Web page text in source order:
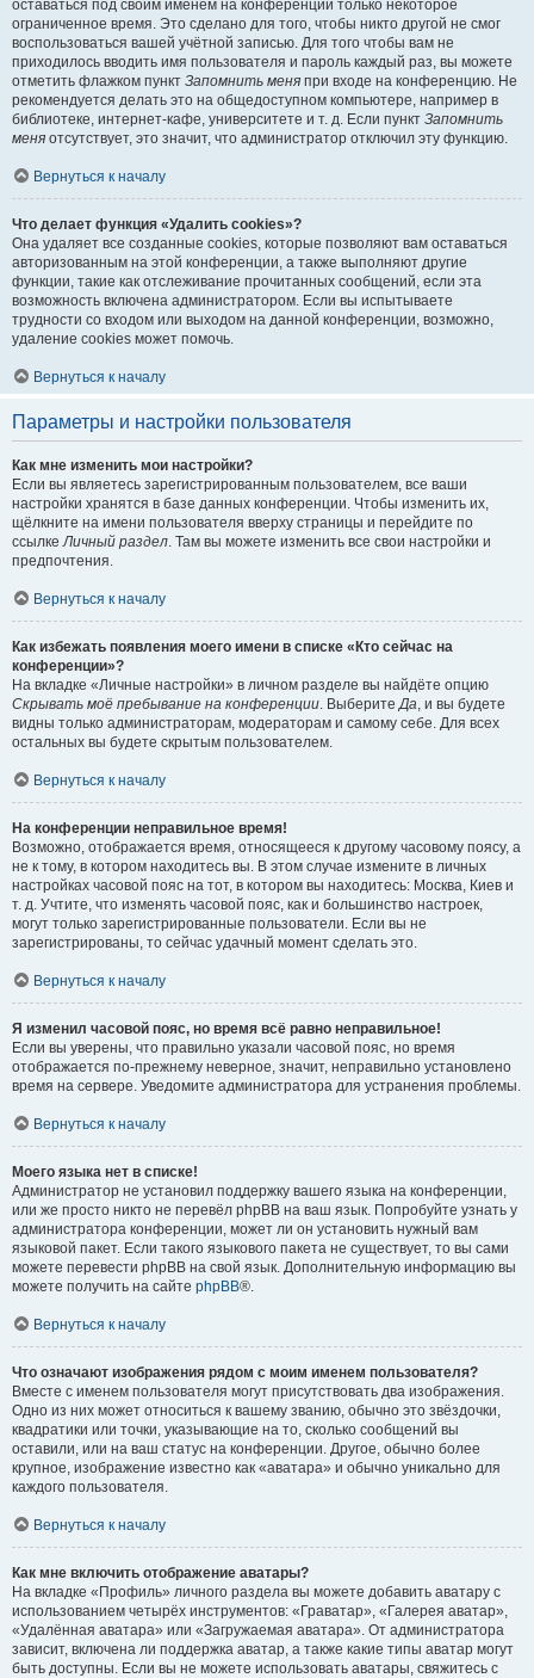
оставаться под своим именем на конференции только некоторое
ограниченное время. Это сделано для того, чтобы никто другой не смог
воспользоваться вашей учётной записью. Для того чтобы вам не
приходилось вводить имя пользователя и пароль каждый раз, вы можете
отметить флажком пункт Запомнить меня при входе на конференцию. Не
рекомендуется делать это на общедоступном компьютере, например в
библиотеке, интернет-кафе, университете и т. д. Если пункт Запомнить
меня отсутствует, это значит, что администратор отключил эту функцию.
Вернуться к началу
Что делает функция «Удалить cookies»?
Она удаляет все созданные cookies, которые позволяют вам оставаться
авторизованным на этой конференции, а также выполняют другие
функции, такие как отслеживание прочитанных сообщений, если эта
возможность включена администратором. Если вы испытываете
трудности со входом или выходом на данной конференции, возможно,
удаление cookies может помочь.
Вернуться к началу
Параметры и настройки пользователя
Как мне изменить мои настройки?
Если вы являетесь зарегистрированным пользователем, все ваши
настройки хранятся в базе данных конференции. Чтобы изменить их,
щёлкните на имени пользователя вверху страницы и перейдите по
ссылкеЛичный раздел. Там вы можете изменить все свои настройки и
предпочтения.
Вернуться к началу
Как избежать появления моего имени в списке «Кто сейчас на
конференции»?
На вкладке «Личные настройки» в личном разделе вы найдёте опцию
Скрывать моё пребывание на конференции. ВыберитеДа, и вы будете
видны только администраторам, модераторам и самому себе. Для всех
остальных вы будете скрытым пользователем.
Вернуться к началу
На конференции неправильное время!
Возможно, отображается время, относящееся к другому часовому поясу, а
не к тому, в котором находитесь вы. В этом случае измените в личных
настройках часовой пояс на тот, в котором вы находитесь: Москва, Киев и
т. д. Учтите, что изменять часовой пояс, как и большинство настроек,
могут только зарегистрированные пользователи. Если вы не
зарегистрированы, то сейчас удачный момент сделать это.
Вернуться к началу
Я изменил часовой пояс, но время всё равно неправильное!
Если вы уверены, что правильно указали часовой пояс, но время
отображается по-прежнему неверное, значит, неправильно установлено
время на сервере. Уведомите администратора для устранения проблемы.
Вернуться к началу
Моего языка нет в списке!
Администратор не установил поддержку вашего языка на конференции,
или же просто никто не перевёл phpBB на ваш язык. Попробуйте узнать у
администратора конференции, может ли он установить нужный вам
языковой пакет. Если такого языкового пакета не существует, то вы сами
можете перевести phpBB на свой язык. Дополнительную информацию вы
можете получить на сайте phpBB®.
Вернуться к началу
Что означают изображения рядом с моим именем пользователя?
Вместе с именем пользователя могут присутствовать два изображения.
Одно из них может относиться к вашему званию, обычно это звёздочки,
квадратики или точки, указывающие на то, сколько сообщений вы
оставили, или на ваш статус на конференции. Другое, обычно более
крупное, изображение известно как «аватара» и обычно уникально для
каждого пользователя.
Вернуться к началу
Как мне включить отображение аватары?
На вкладке «Профиль» личного раздела вы можете добавить аватару с
использованием четырёх инструментов: «Граватар», «Галерея аватар»,
«Удалённая аватара» или «Загружаемая аватара». От администратора
зависит, включена ли поддержка аватар, а также какие типы аватар могут
быть доступны. Если вы не можете использовать аватары, свяжитесь с